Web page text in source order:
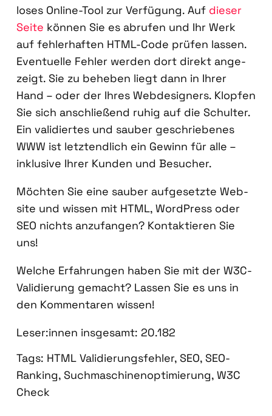
lo­ses Online-Tool zur Ver­fü­gung. Auf die­ser
Sei­te kön­nen Sie es abru­fen und Ihr Werk
auf feh­ler­haf­ten HTML-Code prü­fen las­sen.
Even­tu­el­le Feh­ler wer­den dort direkt ange­
zeigt. Sie zu behe­ben liegt dann in Ihrer
Hand – oder der Ihres Web­de­si­gners. Klop­fen
Sie sich anschlie­ßend ruhig auf die Schul­ter.
Ein vali­dier­tes und sau­ber geschrie­be­nes
WWW ist letzt­end­lich ein Gewinn für alle –
inklu­si­ve Ihrer Kun­den und Besu­cher.
Möch­ten Sie eine sau­ber auf­ge­setz­te Web­
site und wis­sen mit HTML, Word­Press oder
SEO nichts anzu­fan­gen? Kon­tak­tie­ren Sie
uns!
Wel­che Erfah­run­gen haben Sie mit der W3C-
Vali­die­rung gemacht? Las­sen Sie es uns in
den Kom­men­ta­ren wis­sen!
Leser:innen ins­ge­samt: 20.182
Tags: HTML Validierungsfehler, SEO, SEO-
Ranking, Suchmaschinenoptimierung, W3C
Check